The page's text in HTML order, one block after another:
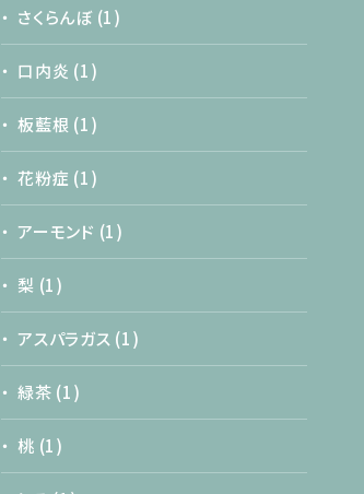
さくらんぼ(1)
口内炎 (1)
板藍根 (1)
花粉症 (1)
アーモンド (1)
梨 (1)
アスパラガス (1)
緑茶 (1)
桃 (1)